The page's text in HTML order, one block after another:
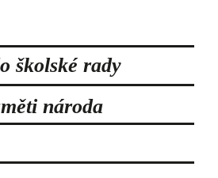
školské rady
národa